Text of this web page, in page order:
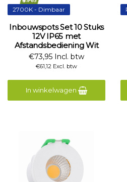
2700K - Dimbaar
Inbouwspots Set 10 Stuks
12V IP65 met
Afstandsbediening Wit
€73,95 Incl. btw
€61,12 Excl. btw
In winkelwagen